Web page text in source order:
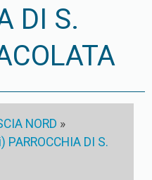
DI S.
NORD »
PARROCCHIA DI S.